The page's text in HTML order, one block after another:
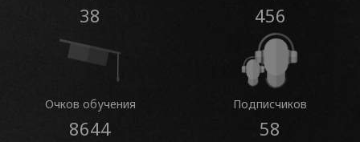
38 456
Очков обучения
8644
Подписчиков
58